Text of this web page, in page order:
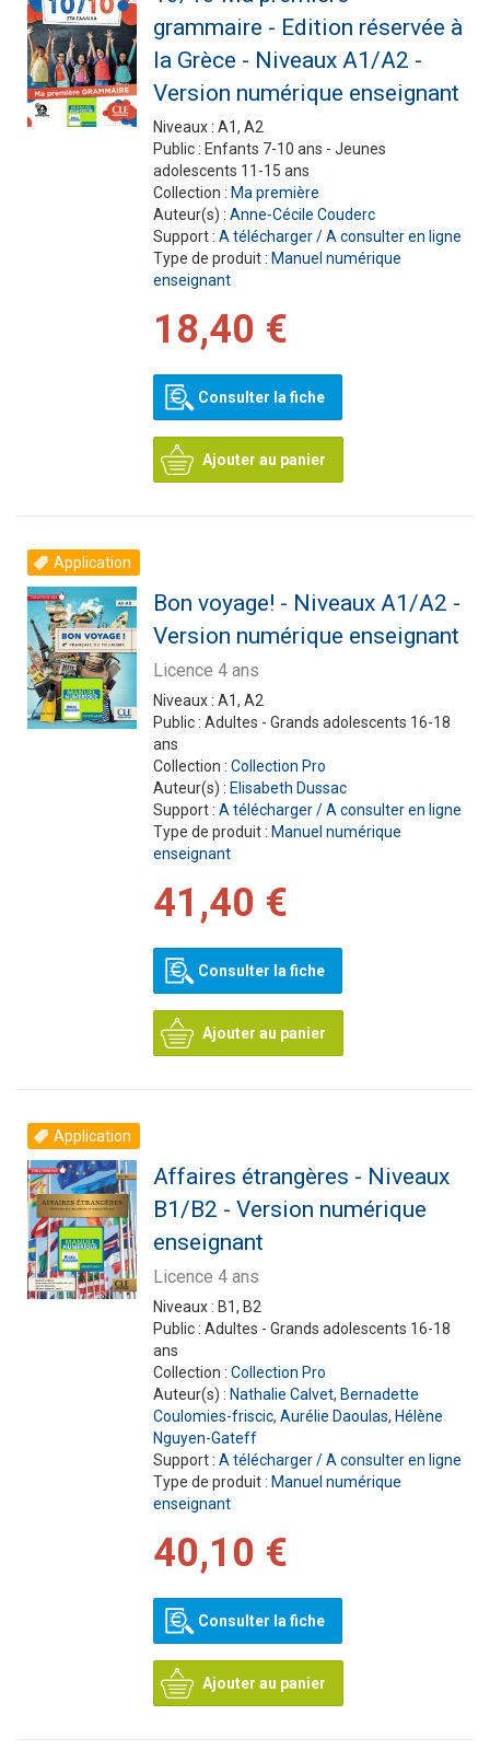
grammaire - Edition réservée à
la Grèce - Niveaux A1/A2 -
Version numérique enseignant
Niveaux : A1, A2
Public : Enfants 7-10 ans - Jeunes
adolescents 11-15 ans
Collection : Ma première
Auteur(s) : Anne-Cécile Couderc
Support : A télécharger / A consulter en ligne
Type de produit : Manuel numérique
enseignant
18,40 €
Consulter la fiche
Ajouter au panier
Application
Bon voyage! - Niveaux A1/A2 -
Version numérique enseignant
Licence 4 ans
Niveaux : A1, A2
Public : Adultes - Grands adolescents 16-18
ans
Collection : Collection Pro
Auteur(s) : Elisabeth Dussac
Support : A télécharger / A consulter en ligne
Type de produit : Manuel numérique
enseignant
41,40 €
Consulter la fiche
Ajouter au panier
Application
Affaires étrangères - Niveaux
B1/B2 - Version numérique
enseignant
Licence 4 ans
Niveaux : B1, B2
Public : Adultes - Grands adolescents 16-18
ans
Collection : Collection Pro
Auteur(s) : Nathalie Calvet, Bernadette
Coulomies-friscic, Aurélie Daoulas, Hélène
Nguyen-Gateff
Support : A télécharger / A consulter en ligne
Type de produit : Manuel numérique
enseignant
40,10 €
Consulter la fiche
Ajouter au panier